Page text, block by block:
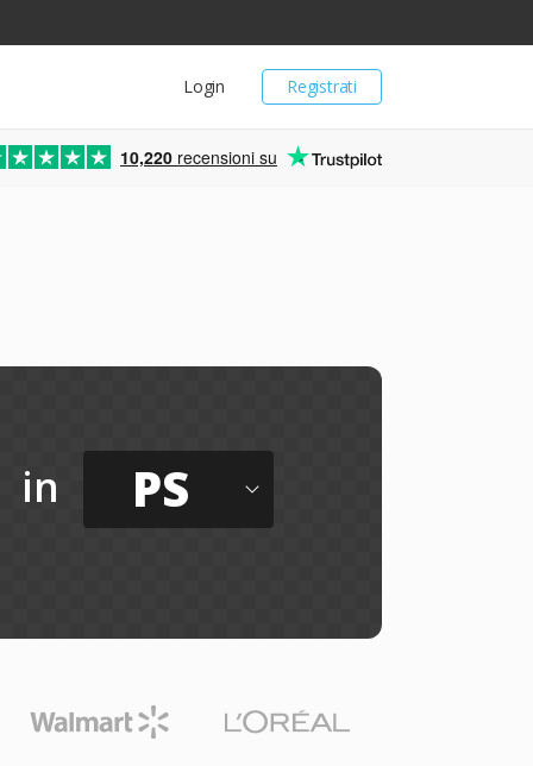
Registrati
Login
10,220 recensioni su
in PS